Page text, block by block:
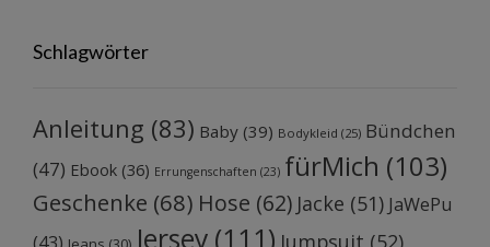
Schlagwörter
Anleitung (83) Baby (39) Bodykleid (25) Bündchen
(47) Ebook (36) Errungenschaften (23) fürMich (103)
Geschenke (68) Hose (62) Jacke (51) JaWePu
Jersey (111)